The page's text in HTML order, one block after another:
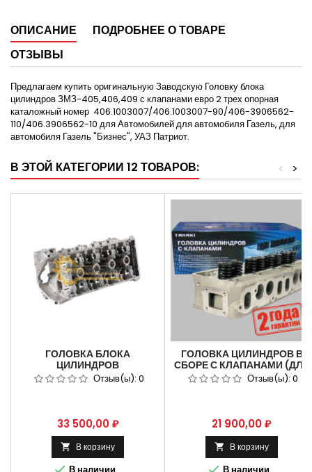
ОПИСАНИЕ
ПОДРОБНЕЕ О ТОВАРЕ
ОТЗЫВЫ
Предлагаем купить оригинальную Заводскую Головку блока
цилиндров ЗМЗ-405,406,409 с клапанами евро 2 трех опорная
каталожный номер 406.1003007/406.1003007-90/406-3906562-
110/406.3906562-10 для Автомобилей для автомобиля Газель, для
автомобиля Газель "Бизнес", УАЗ Патриот.
В ЭТОЙ КАТЕГОРИИ 12 ТОВАРОВ: >
<
ГОЛОВКА БЛОКА
ЦИЛИНДРОВ
ЗМЗ-405,409,406 С
КЛАПАНАМИ ЕВРО 2
Отзыв(ы): 0
Цена
33 500,00 ₽
 В корзину
ГОЛОВКА ЦИЛИНДРОВ В
СБОРЕ С КЛАПАНАМИ (ДЛЯ
ДВ. ЗМЗ-402, 410 (АИ-92/
ДЛЯ АВТОМОБИЛЯ
Отзыв(ы): 0
Цена
21 900,00 ₽
 В корзину